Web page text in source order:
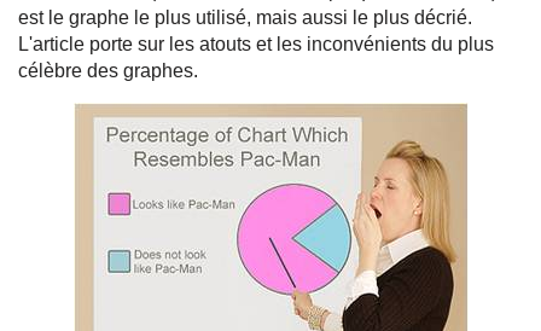
est le graphe le plus utilisé, mais aussi le plus décrié.
L'article porte sur les atouts et les inconvénients du plus
célèbre des graphes.